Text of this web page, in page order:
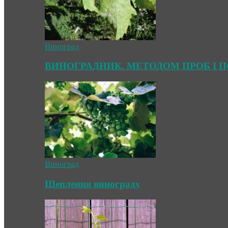
Виноград
ВИНОГРАДНИК. МЕТОДОМ ПРОБ І
Виноград
Щеплення винограду